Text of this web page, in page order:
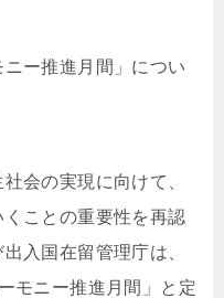
ー推進月間」につい
会の実現に向けて、
ことの重要性を再認
入国在留管理庁は、
モニー推進月間」と定